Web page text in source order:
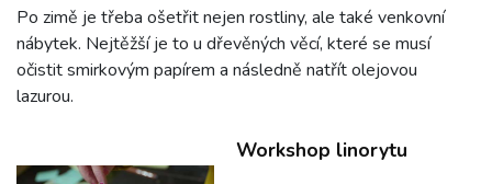
Po zimě je třeba ošetřit nejen rostliny, ale také venkovní
nábytek. Nejtěžší je to u dřevěných věcí, které se musí
očistit smirkovým papírem a následně natřít olejovou
lazurou.
Workshop linorytu